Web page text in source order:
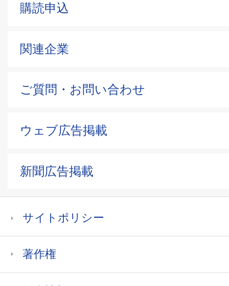
購読申込
関連企業
ご質問・お問い合わせ
ウェブ広告掲載
新聞広告掲載
サイトポリシー
著作権